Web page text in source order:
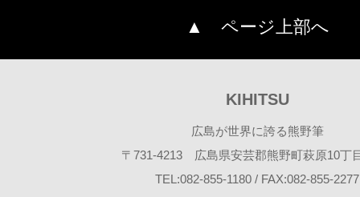
▲ ページ上部へ
KIHITSU
広島が世界に誇る熊野筆
〒731-4213 広島県安芸郡熊野町萩原10丁
TEL:082-855-1180 / FAX:082-855-2277